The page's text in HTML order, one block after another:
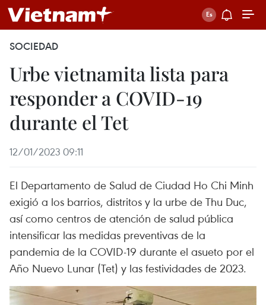
SOCIEDAD
Urbe vietnamita lista para
responder a COVID-19
durante el Tet
12/01/2023 09:11
El Departamento de Salud de Ciudad Ho Chi Minh
exigió a los barrios, distritos y la urbe de Thu Duc,
así como centros de atención de salud pública
intensificar las medidas preventivas de la
pandemia de la COVID-19 durante el asueto por el
Año Nuevo Lunar (Tet) y las festividades de 2023.